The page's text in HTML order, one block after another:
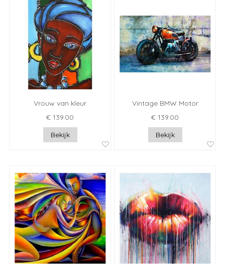
Vrouw van kleur
€ 139.00
Bekijk
Vintage BMW Motor
€ 139.00
Bekijk